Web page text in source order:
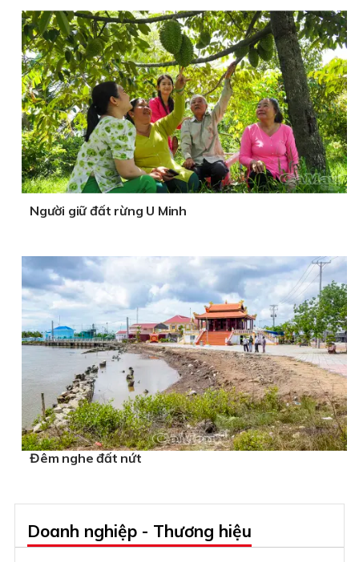
Người giữ đất rừng U Minh
Đêm nghe đất nứt
Doanh nghiệp - Thương hiệu